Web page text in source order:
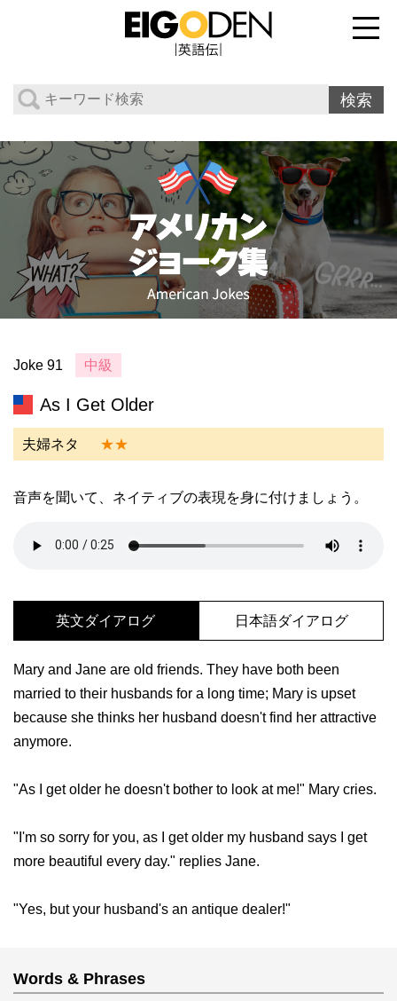
Joke 91 中級
As I Get Older
夫婦ネタ ★★
音声を聞いて、ネイティブの表現を身に付けましょう。
英文ダイアログ 日本語ダイアログ
Mary and Jane are old friends. They have both been
married to their husbands for a long time; Mary is upset
because she thinks her husband doesn't find her attractive
anymore.
"As I get older he doesn't bother to look at me!" Mary cries.
"I'm so sorry for you, as I get older my husband says I get
more beautiful every day." replies Jane.
"Yes, but your husband's an antique dealer!"
Words & Phrases